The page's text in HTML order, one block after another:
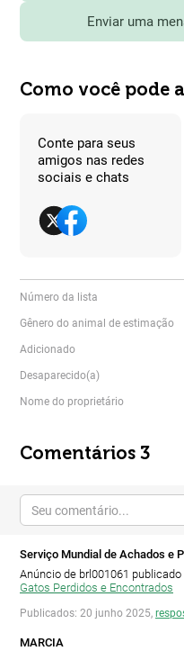
Enviar uma
Como você pode
Conte para seus
amigos nas redes
sociais e chats
Número da lista
Gênero do animal de estimação
Adicionado
Desaparecido(a)
Nome do proprietário
Comentários 3
Serviço Mundial de Achados e
Anúncio de brl001061 publicado
Gatos Perdidos e Encontrados
Publicados: 20 junho 2025,
MARCIA